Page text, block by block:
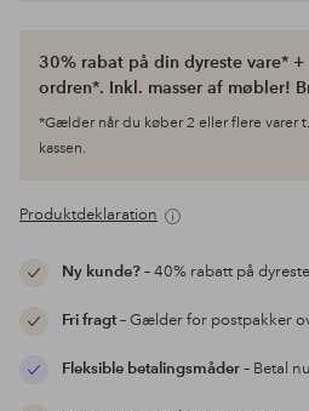
30% rabat på din dyreste vare*
ordren*. Inkl. masser af møbler!
*Gælder når du køber 2 eller flere varer
kassen.
Produktdeklaration
Ny kunde?– 40% rabatt på
Fri fragt– Gælder for postpakker
Fleksible betalingsmåder– Betal